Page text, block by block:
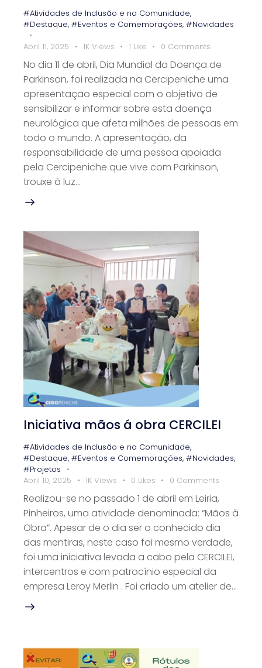
#Atividades de Inclusão e na Comunidade,
#Destaque, #Eventos e Comemorações, #Novidades
Abril 11, 2025
1K Views 1 Like 0 Comments
No dia 11 de abril, Dia Mundial da Doença de
Parkinson, foi realizada na Cercipeniche uma
apresentação especial com o objetivo de
sensibilizar e informar sobre esta doença
neurológica que afeta milhões de pessoas em
todo o mundo. A apresentação, da
responsabilidade de uma pessoa apoiada
pela Cercipeniche que vive com Parkinson,
trouxe à luz…
Iniciativa mãos á obra CERCILEI
#Atividades de Inclusão e na Comunidade,
#Destaque, #Eventos e Comemorações, #Novidades,
#Projetos
Abril 10, 2025
1K Views 0 Likes 0 Comments
Realizou-se no passado 1 de abril em Leiria,
Pinheiros, uma atividade denominada: “Mãos à
Obra”. Apesar de o dia ser o conhecido dia
das mentiras, neste caso foi mesmo verdade,
foi uma iniciativa levada a cabo pela CERCILEI,
intercentros e com patrocínio especial da
empresa Leroy Merlin . Foi criado um atelier de…